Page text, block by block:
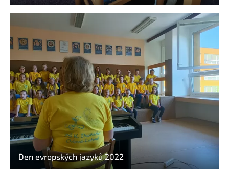
Den evropských jazyků 2022